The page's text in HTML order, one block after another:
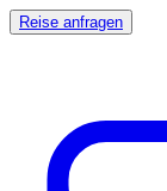
Reise anfragen